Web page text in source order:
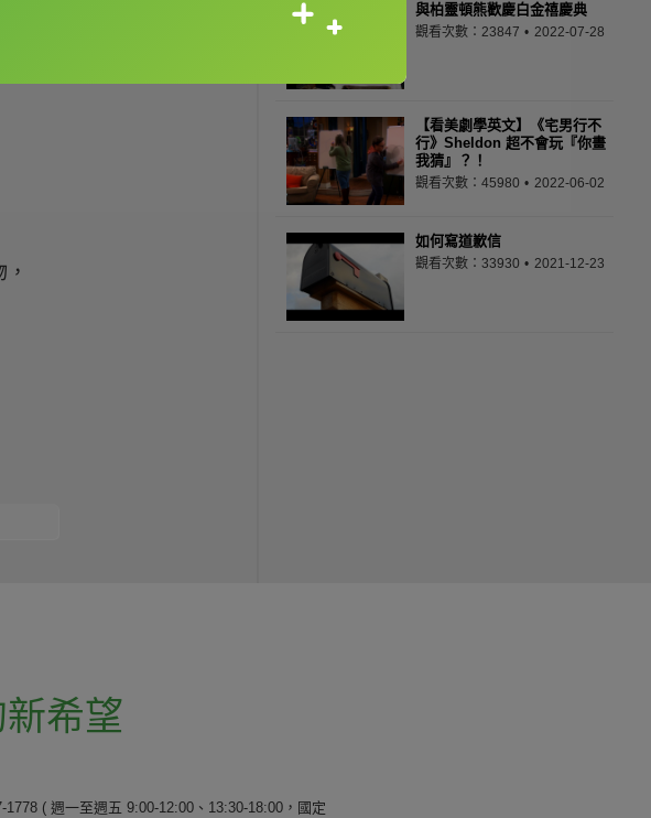
與柏靈頓熊歡慶白金禧慶典
觀看次數：23847 2022-07-28
【看美劇學英文】《宅男行不
行》Sheldon 超不會玩『你畫
我猜』？！
觀看次數：45980 2022-06-02
如何寫道歉信
觀看次數：33930 2021-12-23
希望
1778 ( 週一至週五 9:00-12:00、13:30-18:00，國定